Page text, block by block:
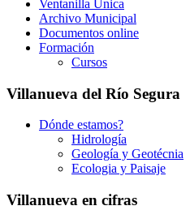
Ventanilla Única
Archivo Municipal
Documentos online
Formación
Cursos
Villanueva del Río Segura
Dónde estamos?
Hidrología
Geología y Geotécnia
Ecologia y Paisaje
Villanueva en cifras